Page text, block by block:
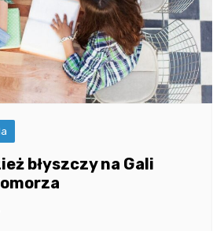
błyszczy na Gali